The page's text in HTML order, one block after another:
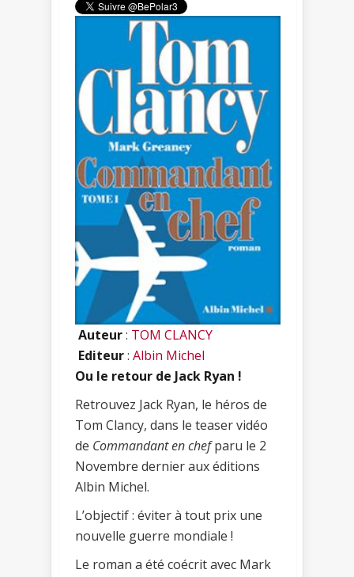
Auteur: TOM CLANCY
Editeur: Albin Michel
Ou le retour de Jack Ryan !
Retrouvez Jack Ryan, le héros de
Tom Clancy, dans le teaser vidéo
de Commandant en chefparu le 2
Novembre dernier aux éditions
Albin Michel.
L’objectif : éviter à tout prix une
nouvelle guerre mondiale !
Le roman a été coécrit avec Mark